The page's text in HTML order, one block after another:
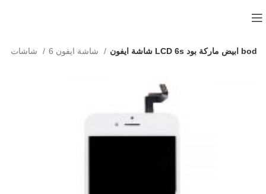
شاشة ايفون LCD 6s ابيض ماركة بود bod